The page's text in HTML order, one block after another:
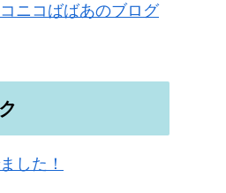
ニコばばあのブログ
した！